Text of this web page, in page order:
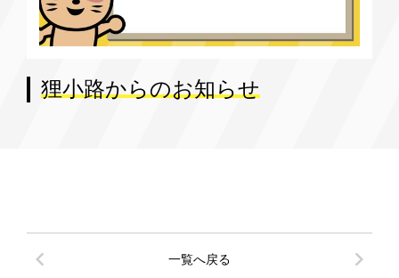
狸小路からのお知らせ
chevron_left 一覧へ戻る chevron_right